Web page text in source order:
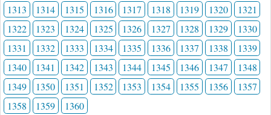
1313 1314 1315 1316 1317 1318 1319 1320
1321
1322
1323 1324 1325 1326 1327 1328 1329
1330
1331
1332 1333 1334 1335 1336 1337 1338
1339
1340
1341 1342 1343 1344 1345 1346 1347
1348
1349
1350 1351 1352 1353 1354 1355 1356
1357
1358
1359 1360